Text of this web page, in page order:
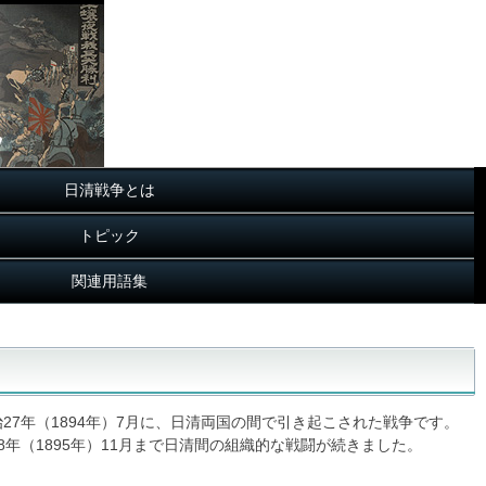
日清戦争とは
トピック
関連用語集
年（1894年）7月に、日清両国の間で引き起こされた戦争です。
（1895年）11月まで日清間の組織的な戦闘が続きました。